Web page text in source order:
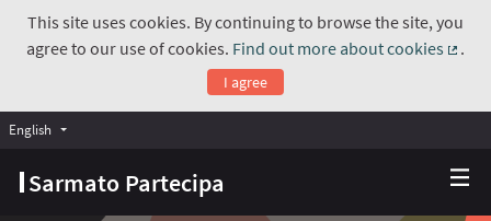
This site uses cookies. By continuing to browse the site, you
agree to our use of cookies. Find out more about cookies
.
I agree
Sarmato Partecipa
English Choose language